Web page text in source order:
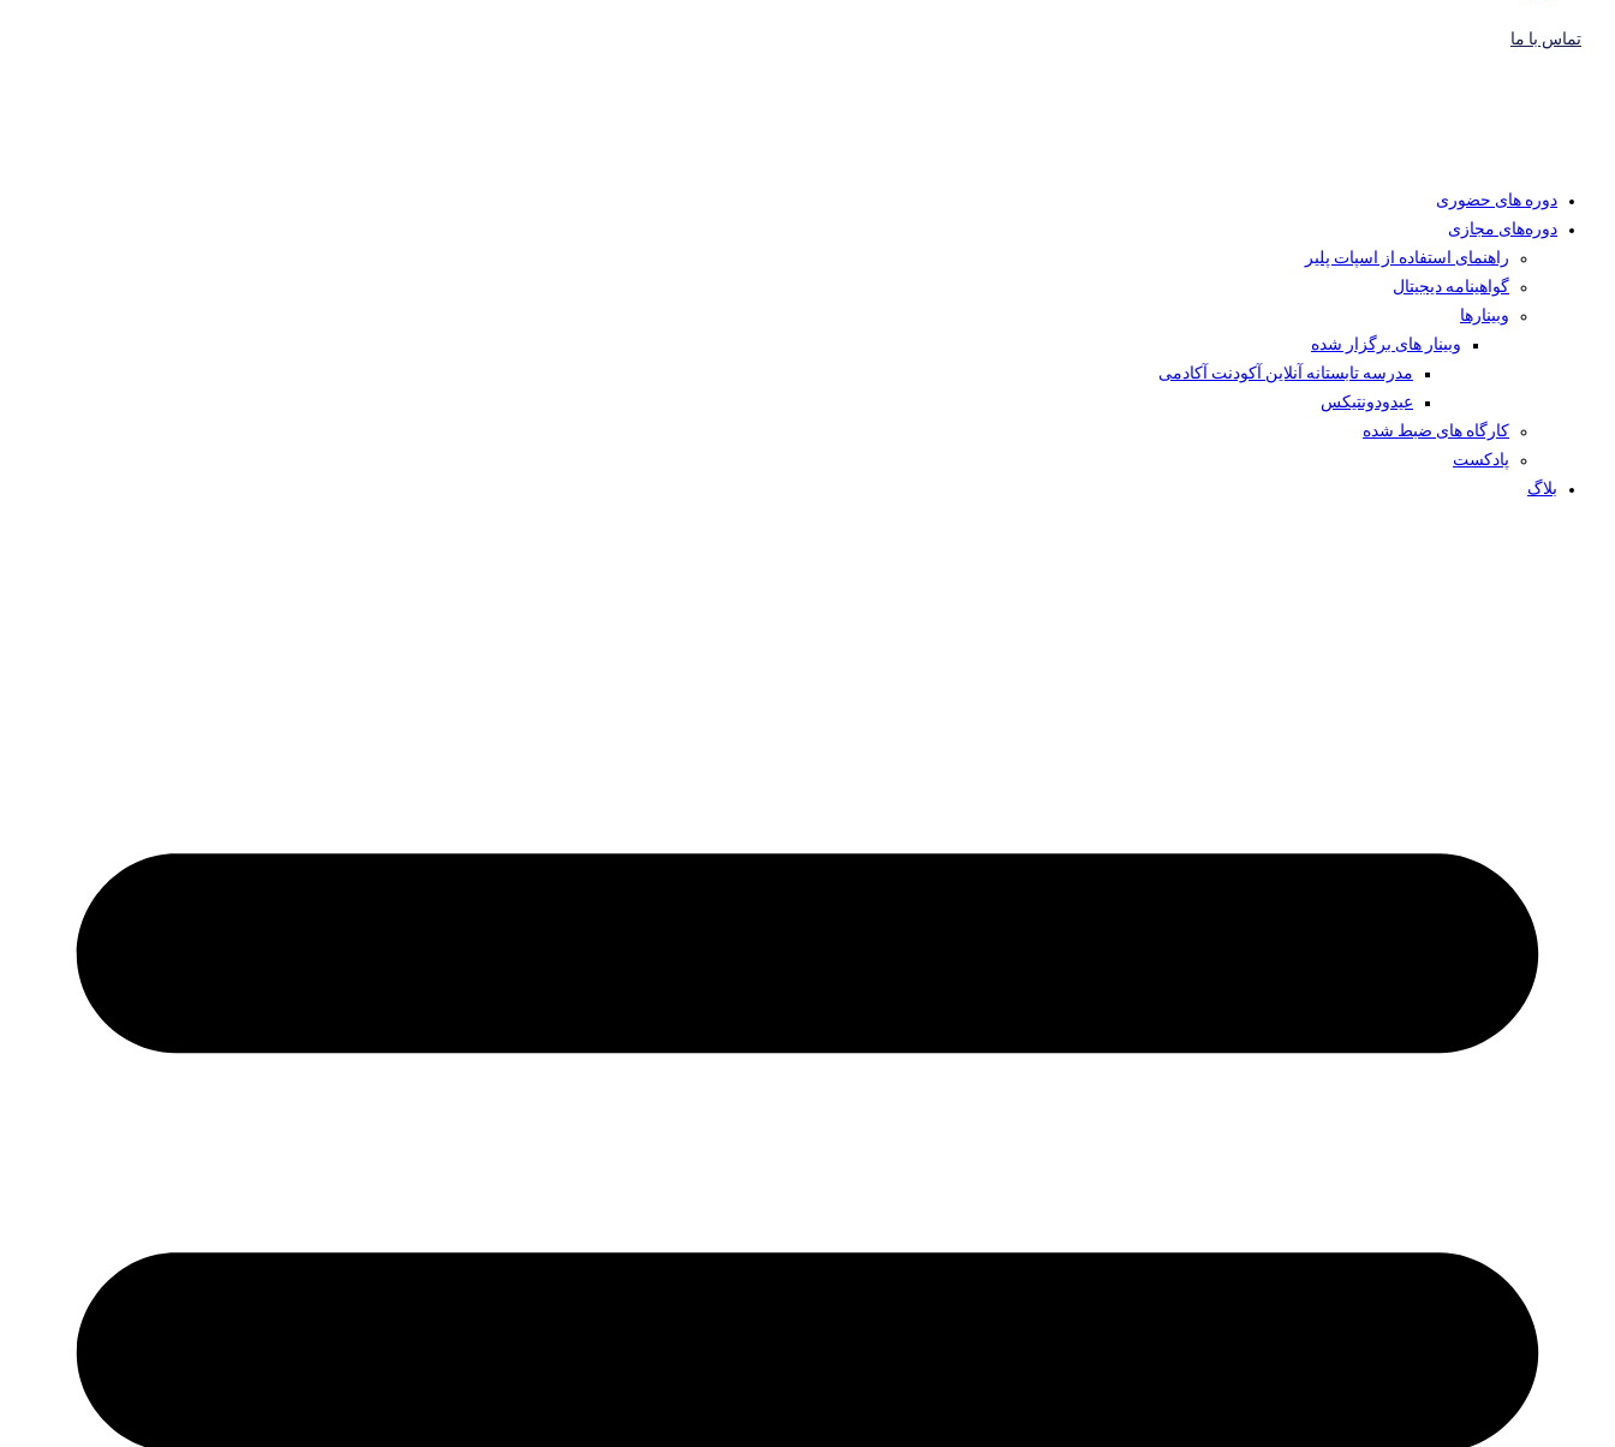
تماس با ما
دوره های حضوری
دوره‌های مجازی
راهنمای استفاده از اسپات پلیر
گواهینامه دیجیتال
وبینار‌ها
وبینار های برگزار شده
مدرسه تابستانه آنلاین آکودنت آکادمی
عیدودونتیکس
کارگاه های ضبط شده
پادکست
بلاگ